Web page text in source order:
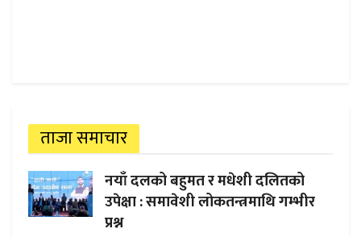
ताजा समाचार
नयाँ दलको बहुमत र मधेशी दलितको
उपेक्षा : समावेशी लोकतन्त्रमाथि गम्भीर
प्रश्न